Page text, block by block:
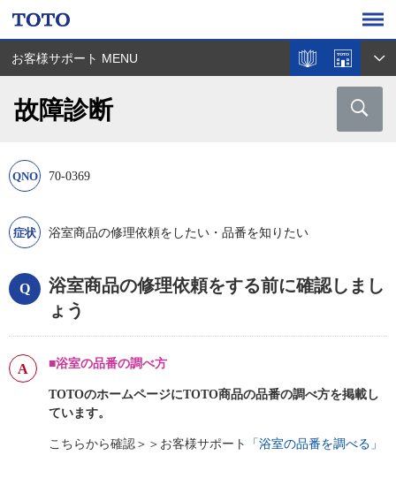
お客様サポート MENU
故障診断
70-0369
浴室商品の修理依頼をしたい・品番を知りたい
浴室商品の修理依頼をする前に確認しまし
ょう
■浴室の品番の調べ方
TOTOのホームページにTOTO商品の品番の調べ方を掲載し
ています。
こちらから確認＞＞お客様サポート 「浴室の品番を調べる」